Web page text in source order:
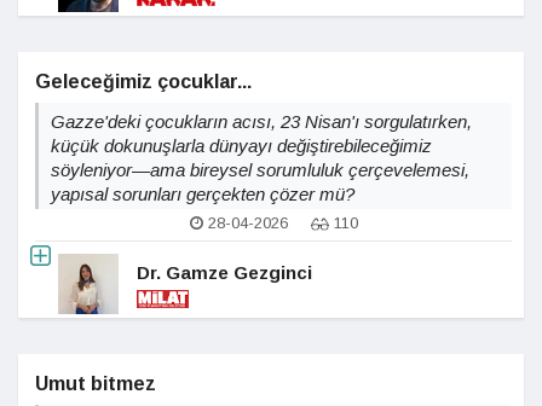
Geleceğimiz çocuklar...
Gazze'deki çocukların acısı, 23 Nisan'ı sorgulatırken,
küçük dokunuşlarla dünyayı değiştirebileceğimiz
söyleniyor—ama bireysel sorumluluk çerçevelemesi,
yapısal sorunları gerçekten çözer mü?
28-04-2026 110
Dr. Gamze Gezginci
Umut bitmez